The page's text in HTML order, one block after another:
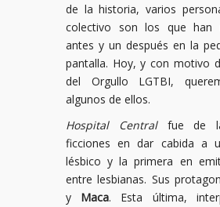
de la historia, varios
colectivo son los que han
antes y un después en la
pantalla. Hoy, y con motivo
del Orgullo LGTBI,
algunos de ellos.
Hospital Centralfue de
ficciones en dar cabida a
lésbico y la primera en
entre lesbianas. Sus
y Maca. Esta última,